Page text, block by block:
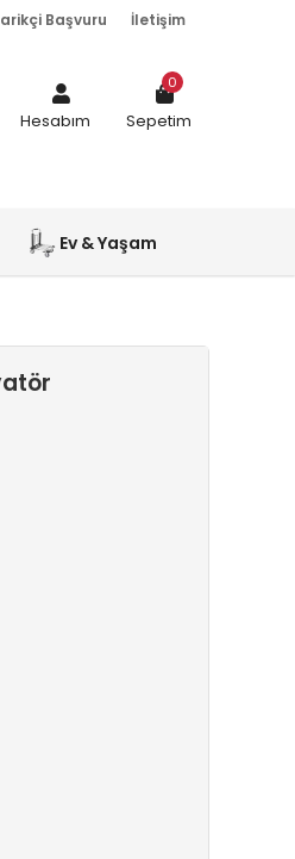
Başvuru İletişim
Hesabım Sepetim
0
Ev & Yaşam